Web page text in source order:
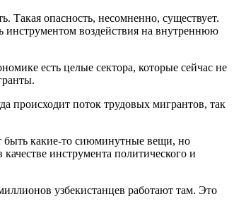
Такая опасность, несомненно, существует.
инструментом воздействия на внутреннюю
есть целые сектора, которые сейчас не
происходит поток трудовых мигрантов, так
быть какие-то сиюминутные вещи, но
инструмента политического и
узбекистанцев работают там. Это